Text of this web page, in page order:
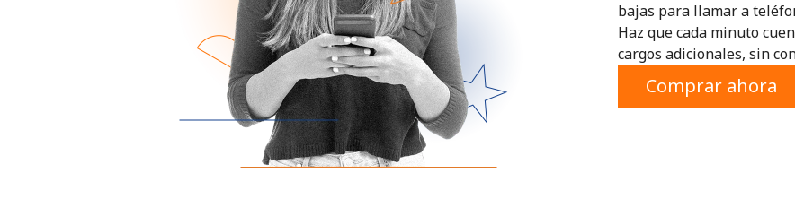
bajas para llamar a
Haz que cada minuto
cargos adicionales, sin
Comprar ahora